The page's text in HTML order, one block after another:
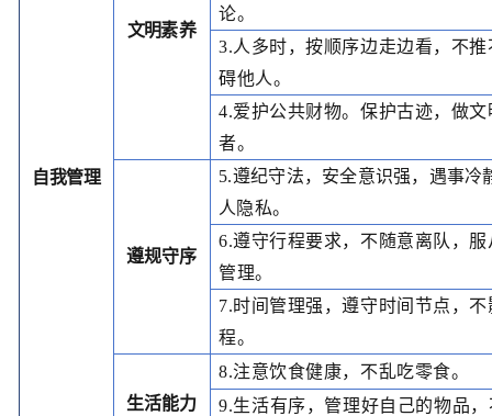
自我管理
文明素养
论。
3.人多时，按顺序边走边看，不
碍他人。
4.爱护公共财物。保护古迹，做文
者。
遵规守序
5.遵纪守法，安全意识强，遇事冷
人隐私。
6.遵守行程要求，不随意离队，
管理。
7.时间管理强，遵守时间节点，
程。
生活能力
8.注意饮食健康，不乱吃零食。
9.生活有序，管理好自己的物品